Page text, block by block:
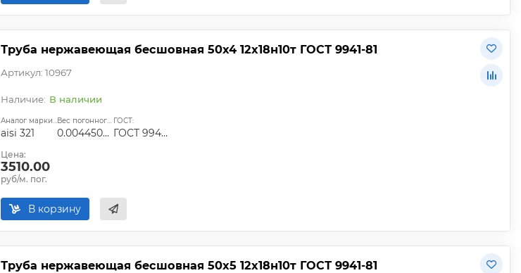
Труба нержавеющая бесшовная 50х4 12х18н10т ГОСТ 9941-81
Артикул: 10967
В наличии
Аналог марки стали:
aisi 321
Вес погонного метра, т.:
0.00445096
ГОСТ:
ГОСТ 9940-81, ГОСТ 9941-81, ГОСТ 24030-80, ГОСТ 10498-82
Цена:
3510.00
руб/м. пог.
В корзину
Труба нержавеющая бесшовная 50х5 12х18н10т ГОСТ 9941-81